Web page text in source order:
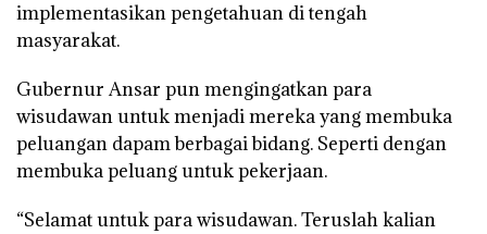
implementasikan pengetahuan di tengah
masyarakat.
Gubernur Ansar pun mengingatkan para
wisudawan untuk menjadi mereka yang membuka
peluangan dapam berbagai bidang. Seperti dengan
membuka peluang untuk pekerjaan.
“Selamat untuk para wisudawan. Teruslah kalian